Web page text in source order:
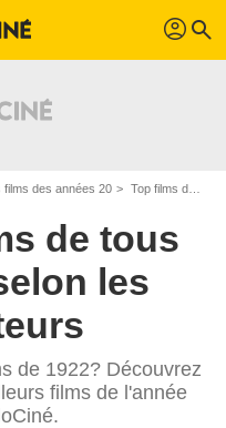
profil search
films des années 20 Top films de 1922
de tous
les
de 1922? Découvrez
films de l'année